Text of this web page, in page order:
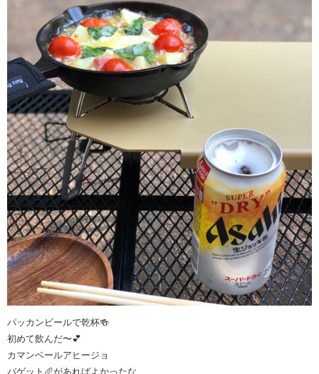
パッカンビールで乾杯🍻
初めて飲んだ〜💕
カマンベールアヒージョ
バゲット🥖があればよかったな…